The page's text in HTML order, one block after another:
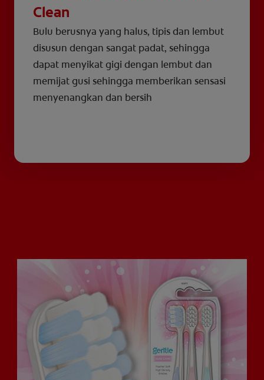
Clean
Bulu berusnya yang halus, tipis dan lembut
disusun dengan sangat padat, sehingga
dapat menyikat gigi dengan lembut dan
memijat gusi sehingga memberikan sensasi
menyenangkan dan bersih